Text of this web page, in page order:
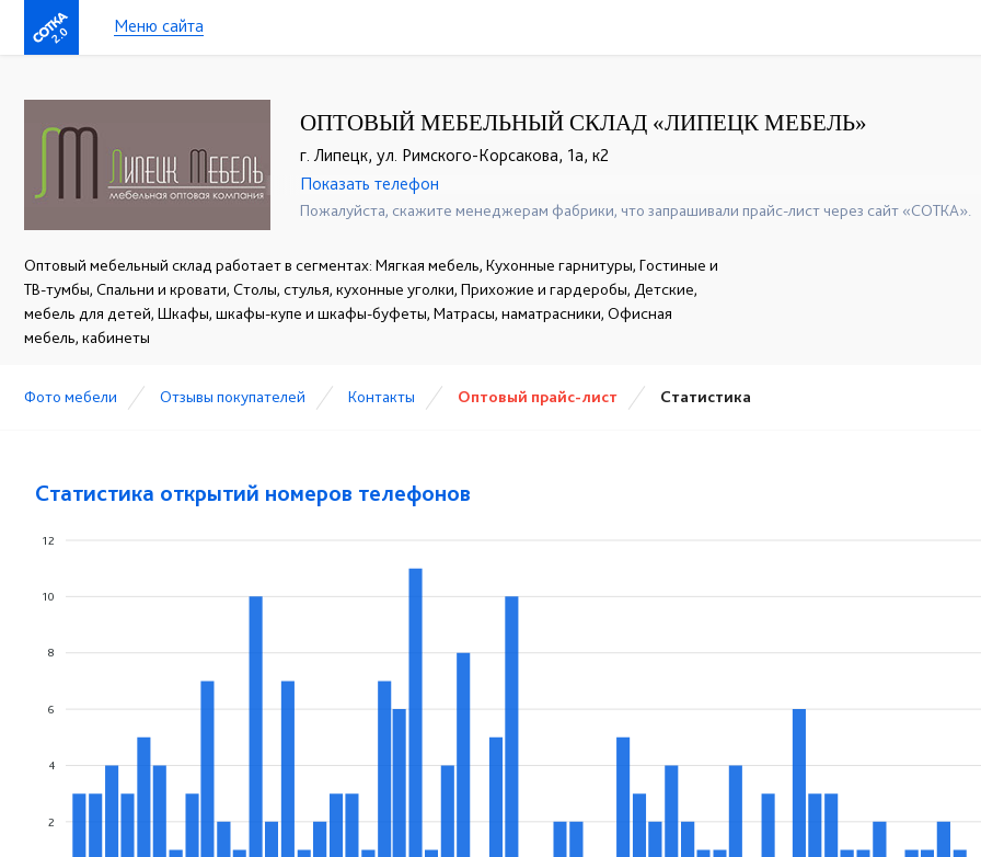
2.0 Меню сайта
ОПТОВЫЙ МЕБЕЛЬНЫЙ СКЛАД «ЛИПЕЦК МЕБЕЛЬ»
г. Липецк, ул. Римского-Корсакова, 1а, к2
☎+ 7 (4742) 25-39-75
Показать телефон
Пожалуйста, скажите менеджерам фабрики, что запрашивали прайс-лист через сайт «СОТКА».
Оптовый мебельный склад работает в сегментах: Мягкая мебель, Кухонные гарнитуры, Гостиные и
ТВ-тумбы, Спальни и кровати, Столы, стулья, кухонные уголки, Прихожие и гардеробы, Детские,
мебель для детей, Шкафы, шкафы-купе и шкафы-буфеты, Матрасы, наматрасники, Офисная
мебель, кабинеты
Фото мебели Отзывы покупателей Контакты Оптовый прайс-лист Статистика
Статистика открытий номеров телефонов
12
10
8
6
4
2